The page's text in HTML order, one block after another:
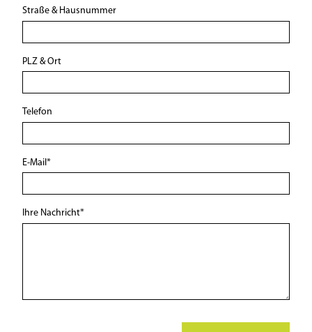
Straße & Hausnummer
PLZ & Ort
Telefon
E-Mail *
Ihre Nachricht*